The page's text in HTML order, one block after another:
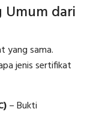
Umum dari
yang sama.
jenis sertifikat
– Bukti